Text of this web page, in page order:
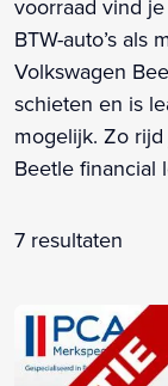
voorraad vind
BTW-auto’s als
Volkswagen
schieten en is
mogelijk. Zo
Beetle financial
7 resultaten